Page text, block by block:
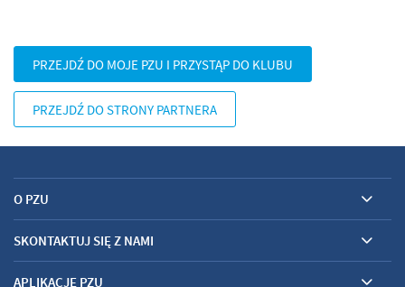
PRZEJDŹ DO MOJE PZU I PRZYSTĄP DO KLUBU
PRZEJDŹ DO STRONY PARTNERA
O PZU
SKONTAKTUJ SIĘ Z NAMI
APLIKACJE PZU